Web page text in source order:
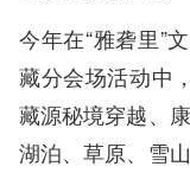
今年在“雅砻里”
藏分会场活动中
藏源秘境穿越、
湖泊、草原、雪